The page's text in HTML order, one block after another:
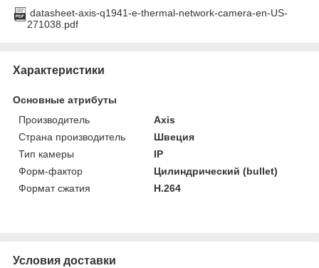
datasheet-axis-q1941-e-thermal-network-camera-en-US-
271038.pdf
Характеристики
Основные атрибуты
Производитель
Axis
Страна производитель
Швеция
Тип камеры
IP
Форм-фактор
Цилиндрический (bullet)
Формат сжатия
H.264
Условия доставки